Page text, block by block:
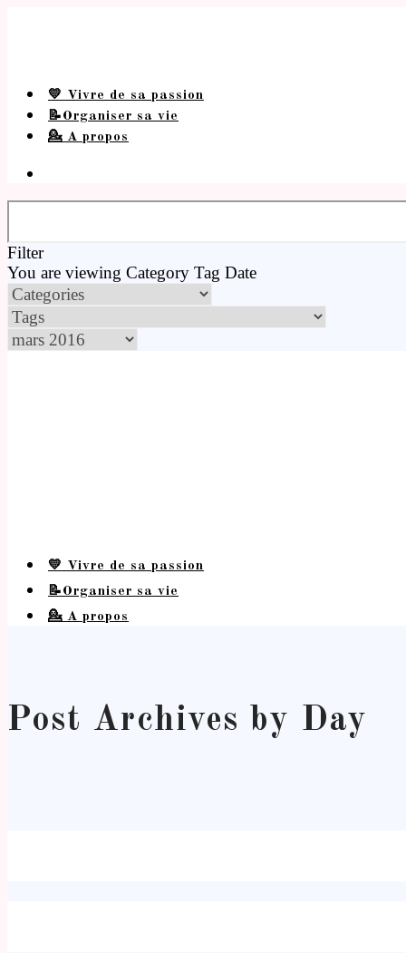
💛 Vivre de sa passion
📝Organiser sa vie
💁 A propos
Filter
You are viewing Category Tag Date
💛 Vivre de sa passion
📝Organiser sa vie
💁 A propos
Post Archives by Day